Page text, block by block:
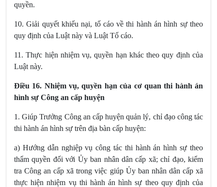
quyền.
10. Giải quyết khiếu nại, tố cáo về thi hành án hình sự theo
quy định của Luật này và Luật Tố cáo.
11. Thực hiện nhiệm vụ, quyền hạn khác theo quy định của
Luật này.
Điều 16. Nhiệm vụ, quyền hạn của cơ quan thi hành án
hình sự Công an cấp huyện
1. Giúp Trưởng Công an cấp huyện quản lý, chỉ đạo công tác
thi hành án hình sự trên địa bàn cấp huyện:
a) Hướng dẫn nghiệp vụ công tác thi hành án hình sự theo
thẩm quyền đối với Ủy ban nhân dân cấp xã; chỉ đạo, kiểm
tra Công an cấp xã trong việc giúp Ủy ban nhân dân cấp xã
thực hiện nhiệm vụ thi hành án hình sự theo quy định của